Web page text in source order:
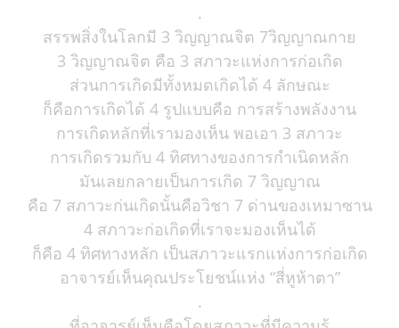
.
สรรพสิ่งในโลกมี 3 วิญญาณจิต 7วิญญาณกาย
3 วิญญาณจิต คือ 3 สภาวะแห่งการก่อเกิด
ส่วนการเกิดมีทั้งหมดเกิดได้ 4 ลักษณะ
ก็คือการเกิดได้ 4 รูปแบบคือ การสร้างพลังงาน
การเกิดหลักที่เรามองเห็น พอเอา 3 สภาวะ
การเกิดรวมกับ 4 ทิศทางของการกำเนิดหลัก
มันเลยกลายเป็นการเกิด 7 วิญญาณ
คือ 7 สภาวะก่นเกิดนั้นคือวิชา 7 ด่านของเหมาซาน
4 สภาวะก่อเกิดที่เราจะมองเห็นได้
ก็คือ 4 ทิศทางหลัก เป็นสภาวะแรกแห่งการก่อเกิด
อาจารย์เห็นคุณประโยชน์แห่ง “สี่หูห้าตา”
.